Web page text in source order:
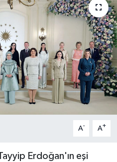
A- A+
Erdoğan'ın eşi